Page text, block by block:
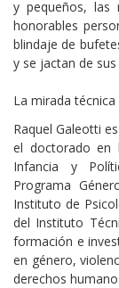
y pequeños, las
honorables
blindaje de
y se jactan de
La mirada técnica
Raquel Galeotti
el doctorado en
Infancia y
Programa
Instituto de
del Instituto
formación e
en género,
derechos